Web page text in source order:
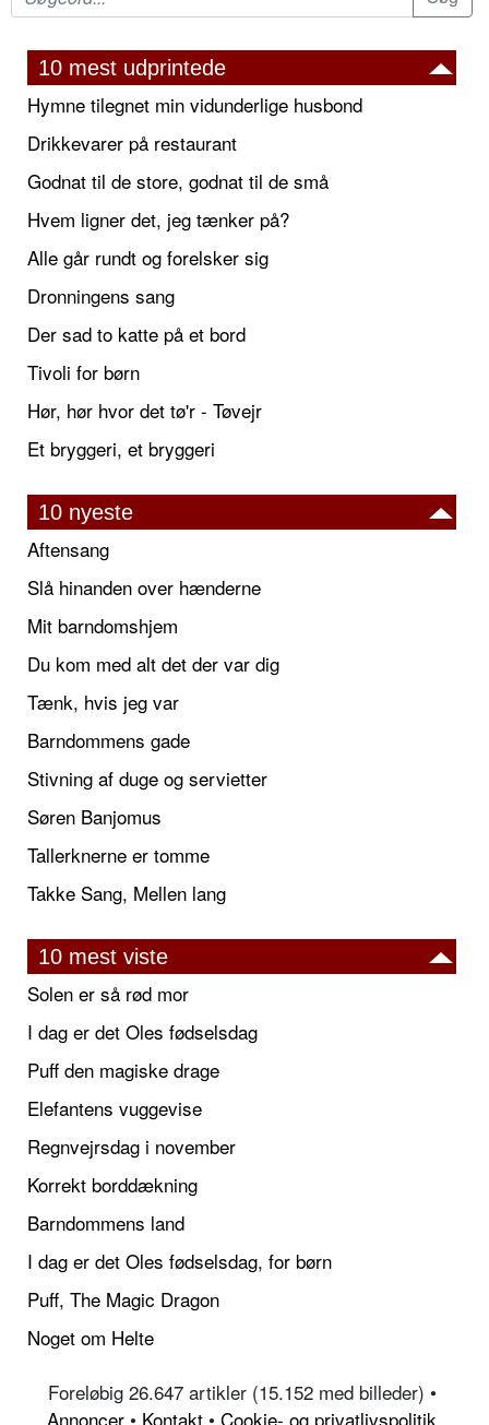
10 mest udprintede
Hymne tilegnet min vidunderlige husbond
Drikkevarer på restaurant
Godnat til de store, godnat til de små
Hvem ligner det, jeg tænker på?
Alle går rundt og forelsker sig
Dronningens sang
Der sad to katte på et bord
Tivoli for børn
Hør, hør hvor det tø'r - Tøvejr
Et bryggeri, et bryggeri
10 nyeste
Aftensang
Slå hinanden over hænderne
Mit barndomshjem
Du kom med alt det der var dig
Tænk, hvis jeg var
Barndommens gade
Stivning af duge og servietter
Søren Banjomus
Tallerknerne er tomme
Takke Sang, Mellen lang
10 mest viste
Solen er så rød mor
I dag er det Oles fødselsdag
Puff den magiske drage
Elefantens vuggevise
Regnvejrsdag i november
Korrekt borddækning
Barndommens land
I dag er det Oles fødselsdag, for børn
Puff, The Magic Dragon
Noget om Helte
Foreløbig 26.647 artikler (15.152 med billeder) •
Annoncer • Kontakt • Cookie- og privatlivspolitik